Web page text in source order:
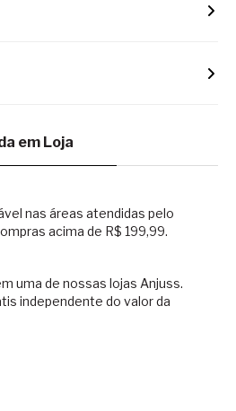
em Loja
nas áreas atendidas pelo
acima de R$ 199,99.
uma de nossas lojas Anjuss.
independente do valor da